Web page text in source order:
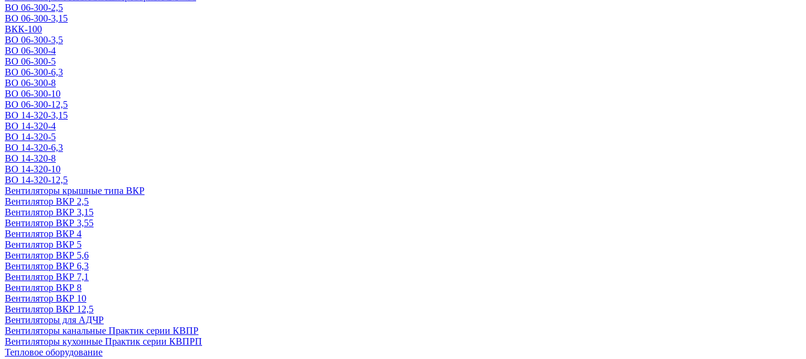
ВО 06-300-2,5
ВО 06-300-3,15
ВКК-100
ВО 06-300-3,5
ВО 06-300-4
ВО 06-300-5
ВО 06-300-6,3
ВО 06-300-8
ВО 06-300-10
ВО 06-300-12,5
ВО 14-320-3,15
ВО 14-320-4
ВО 14-320-5
ВО 14-320-6,3
ВО 14-320-8
ВО 14-320-10
ВО 14-320-12,5
Вентиляторы крышные типа ВКР
Вентилятор ВКР 2,5
Вентилятор ВКР 3,15
Вентилятор ВКР 3,55
Вентилятор ВКР 4
Вентилятор ВКР 5
Вентилятор ВКР 5,6
Вентилятор ВКР 6,3
Вентилятор ВКР 7,1
Вентилятор ВКР 8
Вентилятор ВКР 10
Вентилятор ВКР 12,5
Вентиляторы для АДЧР
Вентиляторы канальные Практик серии КВПР
Вентиляторы кухонные Практик серии КВПРП
Тепловое оборудование